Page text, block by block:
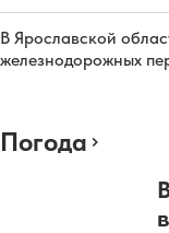
В Ярославской
железнодорожных
Погода